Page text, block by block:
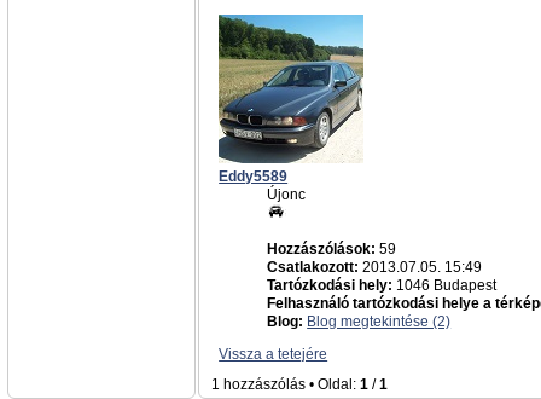
Eddy5589
Újonc
Hozzászólások: 59
Csatlakozott: 2013.07.05. 15:49
Tartózkodási hely: 1046 Budapest
Felhasználó tartózkodási helye a
Blog: Blog megtekintése (2)
Vissza a tetejére
1 hozzászólás • Oldal: 1 /1